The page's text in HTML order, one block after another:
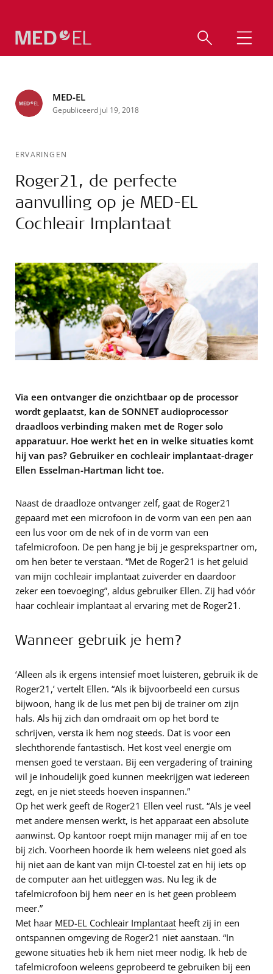
MED-EL
Gepubliceerd jul 19, 2018
ERVARINGEN
Roger21, de perfecte
aanvulling op je MED-EL
Cochleair Implantaat
Via een ontvanger die onzichtbaar op de processor
wordt geplaatst, kan de SONNET audioprocessor
draadloos verbinding maken met de Roger solo
apparatuur. Hoe werkt het en in welke situaties komt
hij van pas? Gebruiker en cochleair implantaat-drager
Ellen Esselman-Hartman licht toe.
Naast de draadloze ontvanger zelf, gaat de Roger21
gepaard met een microfoon in de vorm van een pen aan
een lus voor om de nek of in de vorm van een
tafelmicrofoon. De pen hang je bij je gesprekspartner om,
om hen beter te verstaan. “Met de Roger21 is het geluid
van mijn cochleair implantaat zuiverder en daardoor
zeker een toevoeging”, aldus gebruiker Ellen. Zij had vóór
haar cochleair implantaat al ervaring met de Roger21.
Wanneer gebruik je hem?
‘Alleen als ik ergens intensief moet luisteren, gebruik ik de
Roger21,’ vertelt Ellen. “Als ik bijvoorbeeld een cursus
bijwoon, hang ik de lus met pen bij de trainer om zijn
hals. Als hij zich dan omdraait om op het bord te
schrijven, versta ik hem nog steeds. Dat is voor een
slechthorende fantastisch. Het kost veel energie om
mensen goed te verstaan. Bij een vergadering of training
wil je inhoudelijk goed kunnen meekrijgen wat iedereen
zegt, en je niet steeds hoeven inspannen.”
Op het werk geeft de Roger21 Ellen veel rust. “Als je veel
met andere mensen werkt, is het apparaat een absolute
aanwinst. Op kantoor roept mijn manager mij af en toe
bij zich. Voorheen hoorde ik hem weleens niet goed als
hij niet aan de kant van mijn CI-toestel zat en hij iets op
de computer aan het uitleggen was. Nu leg ik de
tafelmicrofoon bij hem neer en is het geen probleem
meer.”
Met haar MED-EL Cochleair Implantaat heeft zij in een
ontspannen omgeving de Roger21 niet aanstaan. “In
gewone situaties heb ik hem niet meer nodig. Ik heb de
tafelmicrofoon weleens geprobeerd te gebruiken bij een